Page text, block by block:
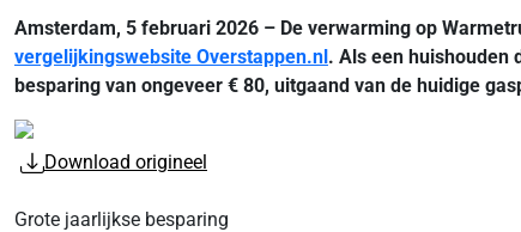
Amsterdam, 5 februari 2026 – De verwarming op
vergelijkingswebsite Overstappen.nl. Als een huishouden
besparing van ongeveer € 80, uitgaand van de huidige
Download origineel
Grote jaarlijkse besparing